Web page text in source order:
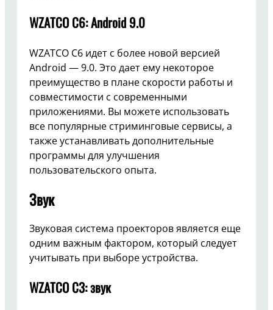
WZATCO C6: Android 9.0
WZATCO C6 идет с более новой версией
Android — 9.0. Это дает ему некоторое
преимущество в плане скорости работы и
совместимости с современными
приложениями. Вы можете использовать
все популярные стриминговые сервисы, а
также устанавливать дополнительные
программы для улучшения
пользовательского опыта.
Звук
Звуковая система проекторов является еще
одним важным фактором, который следует
учитывать при выборе устройства.
WZATCO C3: звук